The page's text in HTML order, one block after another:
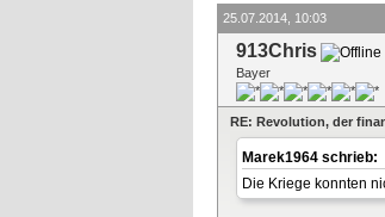
25.07.2014, 10:03
913Chris
Bayer
RE: Revolution, der
Marek1964 schrieb:
Die Kriege konnten